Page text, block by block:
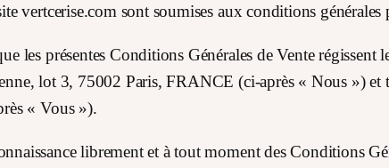
vertcerise.com sont soumises aux conditions générales
les présentes Conditions Générales de Vente régissent
lot 3, 75002 Paris, FRANCE (ci-après « Nous ») et
« Vous »).
librement et à tout moment des Conditions